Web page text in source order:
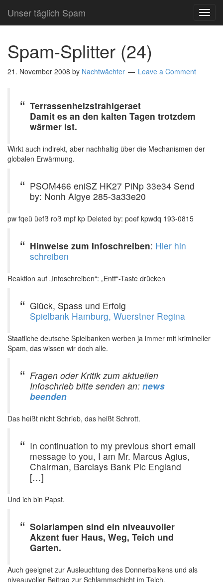
Unser täglich Spam
Spam-Splitter (24)
21. November 2008 by Nachtwächter Leave a Comment
Terrassenheizstrahlgeraet
Damit es an den kalten Tagen trotzdem
wärmer ist.
Wirkt auch indirekt, aber nachhaltig über die Mechanismen der
globalen Erwärmung.
PSOM466 eniSZ HK27 PiNp 33e34 Send
by: Nonh Aigye 285-3a33e20
pw fqeü üefß roß mpf kp Deleted by: poef kpwdq 193-0815
Hinweise zum Infoschreiben: Hier hin
schreiben
Reaktion auf „Infoschreiben“: „Entf“-Taste drücken
Glück, Spass und Erfolg
Spielbank Hamburg, Wuerstner Regina
Staatliche deutsche Spielbanken werben ja immer mit krimineller
Spam, das wissen wir doch alle.
Fragen oder Kritik zum aktuellen
Infoschrieb bitte senden an: news
beenden
Das heißt nicht Schrieb, das heißt Schrott.
In continuation to my previous short email
message to you, I am Mr. Marcus Agius,
Chairman, Barclays Bank Plc England
[…]
Und ich bin Papst.
Solarlampen sind ein niveauvoller
Akzent fuer Haus, Weg, Teich und
Garten.
Auch geeignet zur Ausleuchtung des Donnerbalkens und als
niveauvoller Beitrag zur Schlammschicht im Teich.